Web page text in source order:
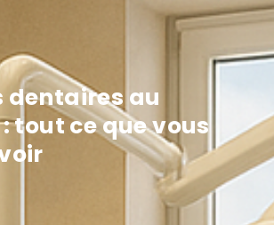
au
tout ce que vous